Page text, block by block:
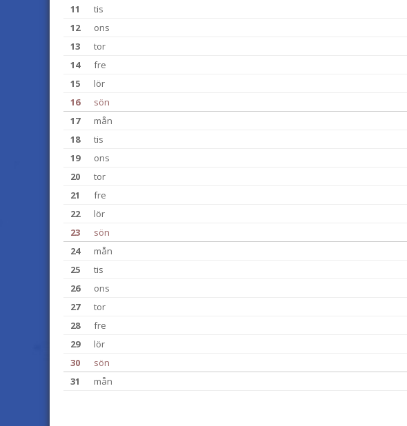
11
tis
12
ons
13
tor
14
fre
15
lör
16
sön
17
mån
18
tis
19
ons
20
tor
21
fre
22
lör
23
sön
24
mån
25
tis
26
ons
27
tor
28
fre
29
lör
30
sön
31 mån